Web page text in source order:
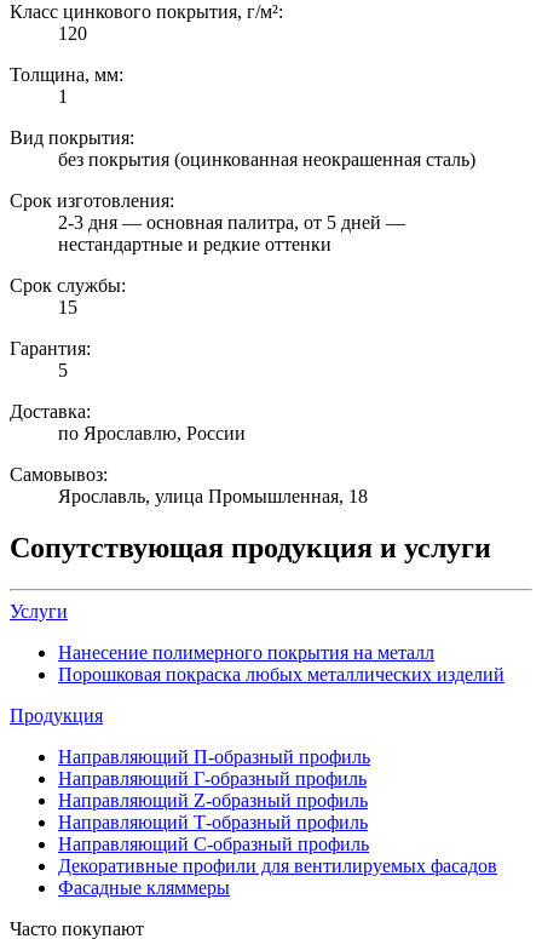
Класс цинкового покрытия, г/м²:
120
Толщина, мм:
1
Вид покрытия:
без покрытия (оцинкованная неокрашенная сталь)
Срок изготовления:
2-3 дня — основная палитра, от 5 дней —
нестандартные и редкие оттенки
Срок службы:
15
Гарантия:
5
Доставка:
по Ярославлю, России
Самовывоз:
Ярославль, улица Промышленная, 18
Сопутствующая продукция и услуги
Услуги
Нанесение полимерного покрытия на металл
Порошковая покраска любых металлических изделий
Продукция
Направляющий П-образный профиль
Направляющий Г-образный профиль
Направляющий Z-образный профиль
Направляющий Т-образный профиль
Направляющий С-образный профиль
Декоративные профили для вентилируемых фасадов
Фасадные кляммеры
Часто покупают